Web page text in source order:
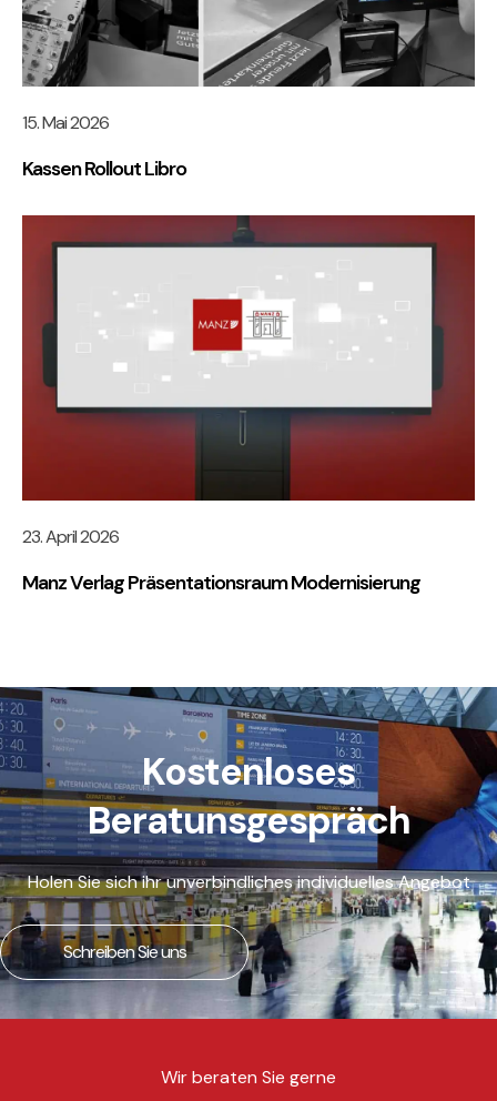
15. Mai 2026
Kassen Rollout Libro
23. April 2026
Manz Verlag Präsentationsraum Modernisierung
Kostenloses
Beratunsgespräch
Holen Sie sich ihr unverbindliches individuelles Angebot
Schreiben Sie uns
Wir beraten Sie gerne